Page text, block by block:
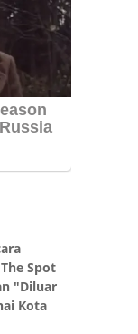
Spot
"Diluar
Kota